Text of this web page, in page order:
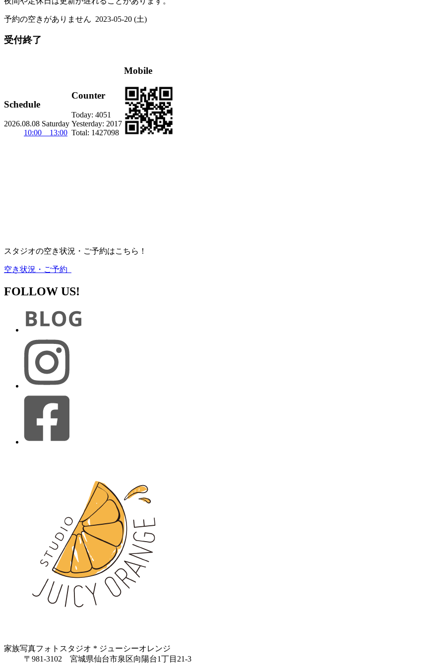
予約の空きがありません 2023-05-20 (土)
受付終了
Schedule
2026.08.08 Saturday
10:00 13:00
Counter
Today: 4051
Yesterday: 2017
Total: 1427098
Mobile
スタジオの空き状況・ご予約はこちら！
空き状況・ご予約
FOLLOW US!
家族写真フォトスタジオ * ジューシーオレンジ
〒981-3102 宮城県仙台市泉区向陽台1丁目21-3